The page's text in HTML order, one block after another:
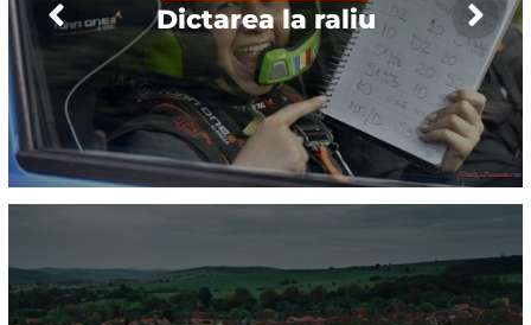
Dictarea la raliu